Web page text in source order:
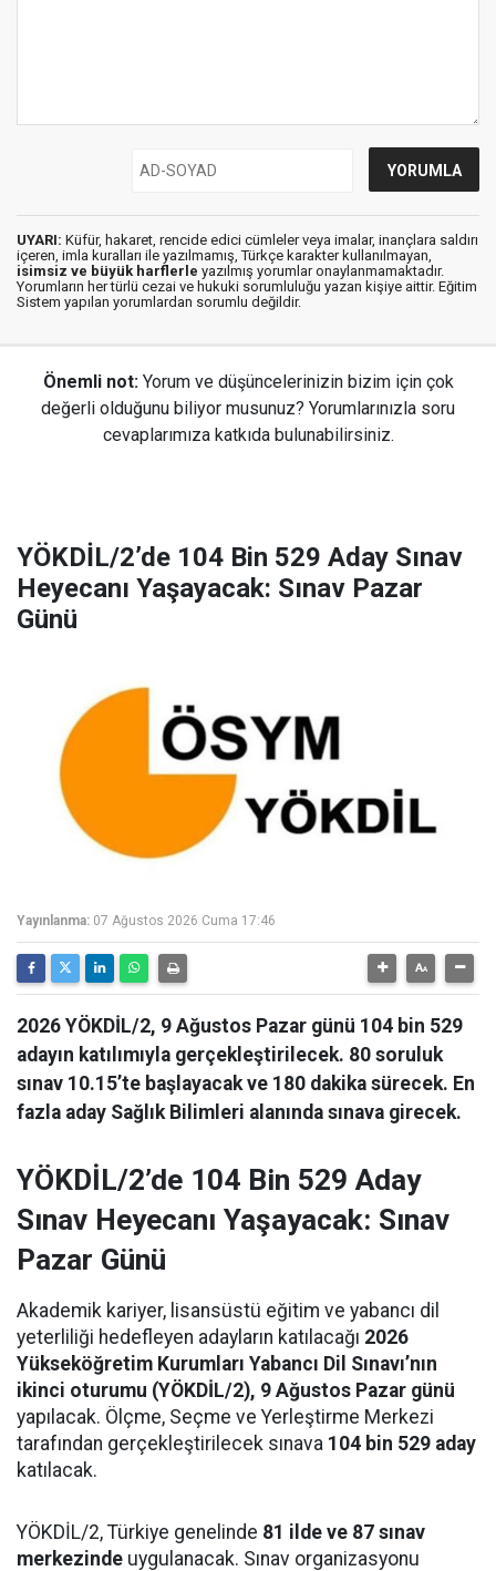
UYARI: Küfür, hakaret, rencide edici cümleler veya imalar, inançlara saldırı
içeren, imla kuralları ile yazılmamış, Türkçe karakter kullanılmayan,
isimsiz ve büyük harflerle yazılmış yorumlar onaylanmamaktadır.
Yorumların her türlü cezai ve hukuki sorumluluğu yazan kişiye aittir. Eğitim
Sistem yapılan yorumlardan sorumlu değildir.
Önemli not: Yorum ve düşüncelerinizin bizim için çok
değerli olduğunu biliyor musunuz? Yorumlarınızla soru
cevaplarımıza katkıda bulunabilirsiniz.
YÖKDİL/2’de 104 Bin 529 Aday Sınav
Heyecanı Yaşayacak: Sınav Pazar
Günü
Yayınlanma: 07 Ağustos 2026 Cuma 17:46
2026 YÖKDİL/2, 9 Ağustos Pazar günü 104 bin 529
adayın katılımıyla gerçekleştirilecek. 80 soruluk
sınav 10.15’te başlayacak ve 180 dakika sürecek. En
fazla aday Sağlık Bilimleri alanında sınava girecek.
YÖKDİL/2’de 104 Bin 529 Aday
Sınav Heyecanı Yaşayacak: Sınav
Pazar Günü
Akademik kariyer, lisansüstü eğitim ve yabancı dil
yeterliliği hedefleyen adayların katılacağı 2026
Yükseköğretim Kurumları Yabancı Dil Sınavı’nın
ikinci oturumu (YÖKDİL/2), 9 Ağustos Pazar günü
yapılacak. Ölçme, Seçme ve Yerleştirme Merkezi
tarafından gerçekleştirilecek sınava 104 bin 529 aday
katılacak.
YÖKDİL/2, Türkiye genelinde 81 ilde ve 87 sınav
merkezinde uygulanacak. Sınav organizasyonu